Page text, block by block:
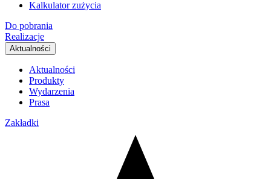
Kalkulator zużycia
Do pobrania
Realizacje
Aktualności
Aktualności
Produkty
Wydarzenia
Prasa
Zakładki